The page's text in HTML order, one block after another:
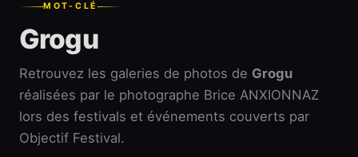
MOT-CLÉ
Grogu
Retrouvez les galeries de photos de Grogu
réalisées par le photographe Brice ANXIONNAZ
lors des festivals et événements couverts par
Objectif Festival.